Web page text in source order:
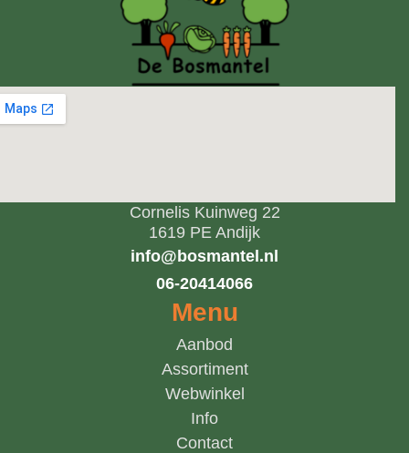
Cornelis Kuinweg 22
1619 PE Andijk
info@bosmantel.nl
06-20414066
Menu
Aanbod
Assortiment
Webwinkel
Info
Contact